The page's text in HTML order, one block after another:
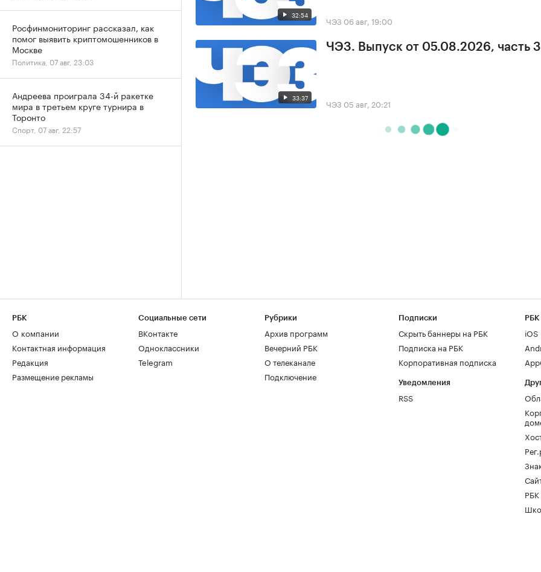
32:54 ЧЭЗ 06 авг, 19:00
33:37
ЧЭЗ. Выпуск от 05.08.2026, часть 3
ЧЭЗ 05 авг, 20:21
Росфинмониторинг рассказал, как
помог выявить криптомошенников в
Москве
Политика, 07 авг, 23:03
Андреева проиграла 34-й ракетке
мира в третьем круге турнира в
Торонто
Спорт, 07 авг, 22:57
РБК
О компании
Контактная информация
Редакция
Размещение рекламы
Социальные сети
ВКонтакте
Одноклассники
Telegram
Рубрики
Архив программ
Вечерний РБК
О телеканале
Подключение
Подписки
Скрыть баннеры на РБК
Подписка на РБК
Корпоративная подписка
Уведомления
RSS
РБК
iOS